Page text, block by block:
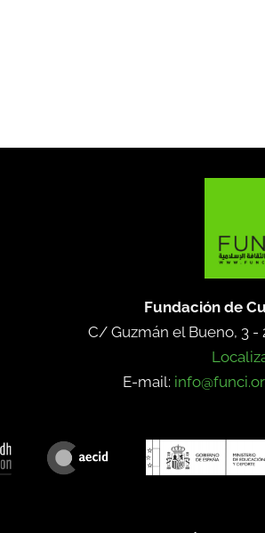
Fundación de
C/ Guzmán el Bueno, 3 -
E-mail: